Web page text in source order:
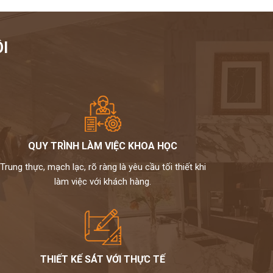
QUY TRÌNH LÀM VIỆC KHOA HỌC
Trung thực, mạch lạc, rõ ràng là yêu cầu tối thiết khi
làm việc với khách hàng.
THIẾT KẾ SÁT VỚI THỰC TẾ